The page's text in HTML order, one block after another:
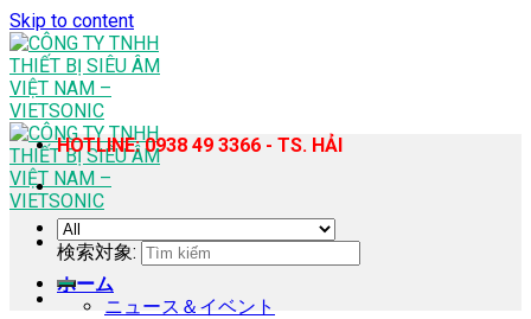
Skip to content
ホーム
ニュース＆イベント
HOTLINE: 0938 49 3366 - TS. HẢI
検索対象: